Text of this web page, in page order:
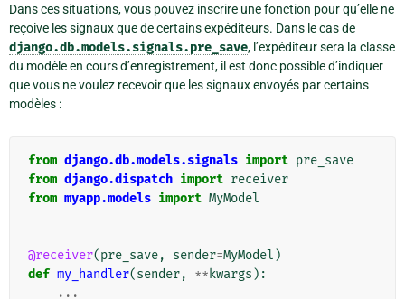
Dans ces situations, vous pouvez inscrire une fonction pour qu’elle ne
reçoive les signaux que de certains expéditeurs. Dans le cas de
django.db.models.signals.pre_save, l’expéditeur sera la classe
du modèle en cours d’enregistrement, il est donc possible d’indiquer
que vous ne voulez recevoir que les signaux envoyés par certains
modèles :
from django.db.models.signals import pre_save
from django.dispatch import receiver
from myapp.models import MyModel
@receiver(pre_save, sender=MyModel )
def my_handler(sender, ** kwargs ):
...